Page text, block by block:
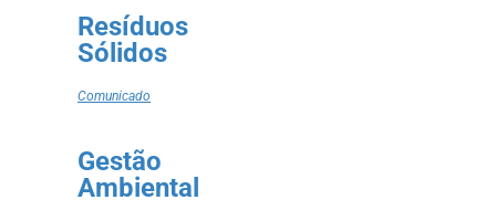
Resíduos
Sólidos
Comunicado
Gestão
Ambiental